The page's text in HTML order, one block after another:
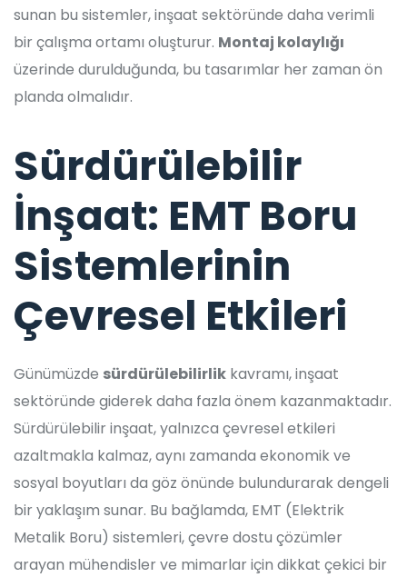
sunan bu sistemler, inşaat sektöründe daha verimli
bir çalışma ortamı oluşturur. Montaj kolaylığı
üzerinde durulduğunda, bu tasarımlar her zaman ön
planda olmalıdır.
Sürdürülebilir
İnşaat: EMT Boru
Sistemlerinin
Çevresel Etkileri
Günümüzde sürdürülebilirlik kavramı, inşaat
sektöründe giderek daha fazla önem kazanmaktadır.
Sürdürülebilir inşaat, yalnızca çevresel etkileri
azaltmakla kalmaz, aynı zamanda ekonomik ve
sosyal boyutları da göz önünde bulundurarak dengeli
bir yaklaşım sunar. Bu bağlamda, EMT (Elektrik
Metalik Boru) sistemleri, çevre dostu çözümler
arayan mühendisler ve mimarlar için dikkat çekici bir